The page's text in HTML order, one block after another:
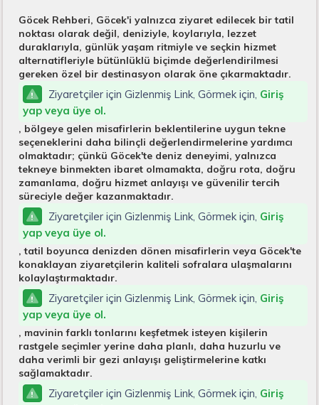
Göcek Rehberi, Göcek'i yalnızca ziyaret edilecek bir tatil
noktası olarak değil, deniziyle, koylarıyla, lezzet
duraklarıyla, günlük yaşam ritmiyle ve seçkin hizmet
alternatifleriyle bütünlüklü biçimde değerlendirilmesi
gereken özel bir destinasyon olarak öne çıkarmaktadır.
Ziyaretçiler için Gizlenmiş Link, Görmek için, Giriş
yap veya üye ol.
, bölgeye gelen misafirlerin beklentilerine uygun tekne
seçeneklerini daha bilinçli değerlendirmelerine yardımcı
olmaktadır; çünkü Göcek'te deniz deneyimi, yalnızca
tekneye binmekten ibaret olmamakta, doğru rota, doğru
zamanlama, doğru hizmet anlayışı ve güvenilir tercih
süreciyle değer kazanmaktadır.
Ziyaretçiler için Gizlenmiş Link, Görmek için, Giriş
yap veya üye ol.
, tatil boyunca denizden dönen misafirlerin veya Göcek'te
konaklayan ziyaretçilerin kaliteli sofralara ulaşmalarını
kolaylaştırmaktadır.
Ziyaretçiler için Gizlenmiş Link, Görmek için, Giriş
yap veya üye ol.
, mavinin farklı tonlarını keşfetmek isteyen kişilerin
rastgele seçimler yerine daha planlı, daha huzurlu ve
daha verimli bir gezi anlayışı geliştirmelerine katkı
sağlamaktadır.
Ziyaretçiler için Gizlenmiş Link, Görmek için, Giriş